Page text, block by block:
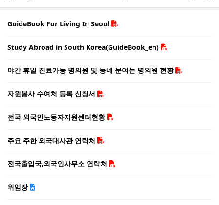
GuideBook For Living In Seoul
Study Abroad in South Korea(GuideBook_en)
야간·휴일 진료가능 병의원 및 동네 문여는 병의원 현황
자원봉사 수여처 등록 신청서
전국 외국인노동자지원센터현황
주요 주한 외국대사관 연락처
전국출입국,외국인사무소 연락처
위임장